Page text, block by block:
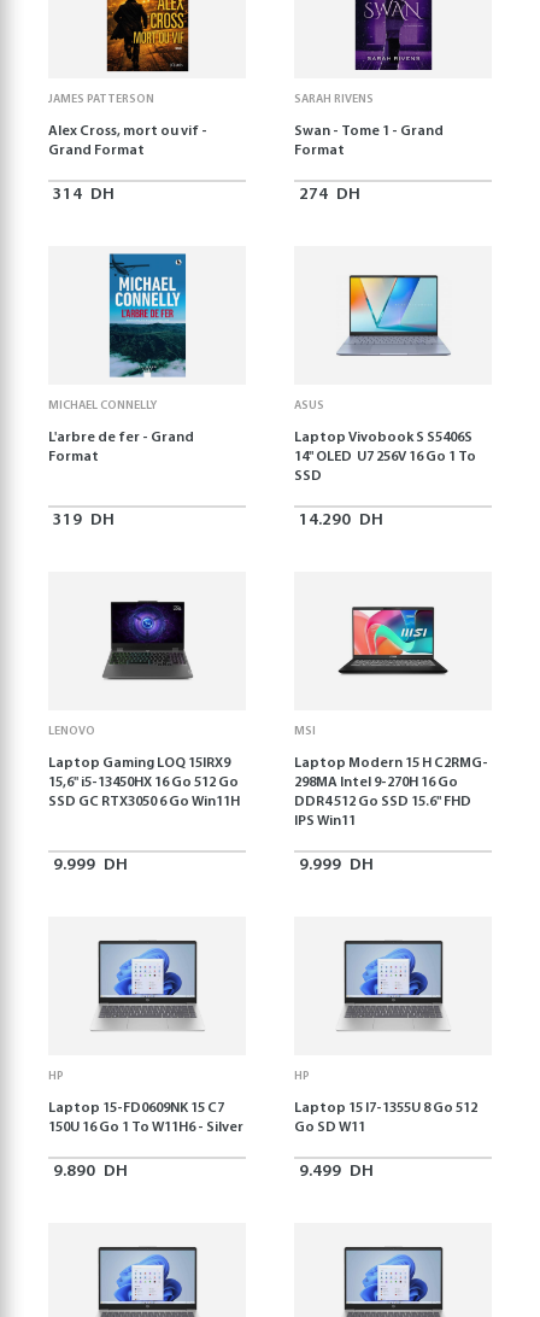
JAMES PATTERSON
Alex Cross, mort ou vif -
Grand Format
314 DH
SARAH RIVENS
Swan - Tome 1 - Grand
Format
274 DH
MICHAEL CONNELLY
L'arbre de fer - Grand
Format
319 DH
ASUS
Laptop Vivobook S S5406S
14" OLED U7 256V 16 Go 1 To
SSD
14.290 DH
LENOVO
Laptop Gaming LOQ 15IRX9
15,6'' i5-13450HX 16 Go 512 Go
SSD GC RTX3050 6 Go Win11H
9.999 DH
MSI
Laptop Modern 15 H C2RMG-
298MA Intel 9-270H 16 Go
DDR4 512 Go SSD 15.6" FHD
IPS Win11
9.999 DH
HP
Laptop 15-FD0609NK 15 C7
150U 16 Go 1 To W11H6 - Silver
9.890 DH
HP
Laptop 15 I7-1355U 8 Go 512
Go SD W11
9.499 DH